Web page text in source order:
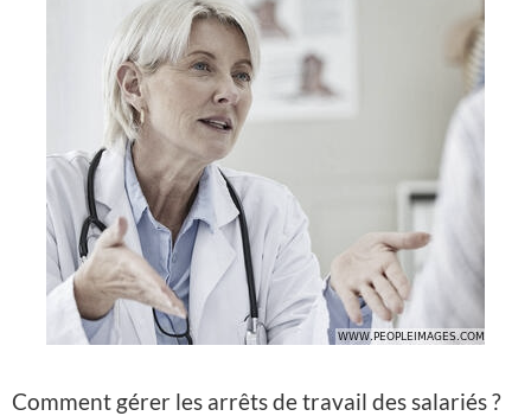
Comment gérer les arrêts de travail des salariés ?